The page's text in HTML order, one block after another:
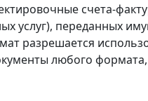
счета-
услуг), переданных
разрешается
любого